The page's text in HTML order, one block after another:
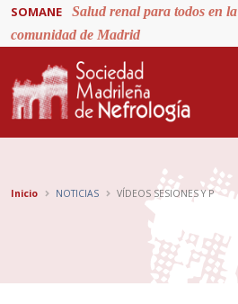
SOMANE
Salud renal para todos en la
comunidad de Madrid
Inicio NOTICIAS VÍDEOS SESIONES Y P